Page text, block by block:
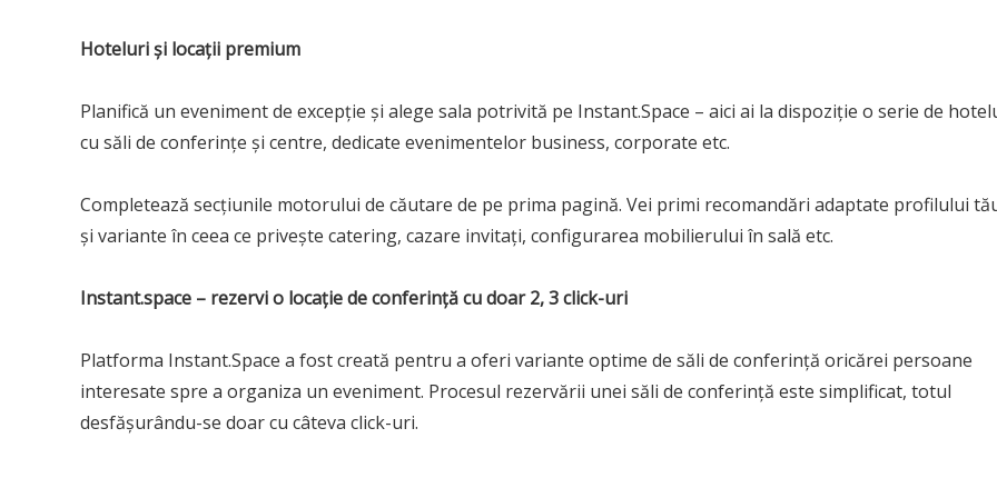
Hoteluri și locații premium
Planifică un eveniment de excepție și alege sala potrivită pe Instant.Space – aici ai la dispoziție o serie de
cu săli de conferințe și centre, dedicate evenimentelor business, corporate etc.
Completează secțiunile motorului de căutare de pe prima pagină. Vei primi recomandări adaptate profilului
și variante în ceea ce privește catering, cazare invitați, configurarea mobilierului în sală etc.
Instant.space – rezervi o locație de conferință cu doar 2, 3 click-uri
Platforma Instant.Space a fost creată pentru a oferi variante optime de săli de conferință oricărei persoane
interesate spre a organiza un eveniment. Procesul rezervării unei săli de conferință este simplificat, totul
desfășurându-se doar cu câteva click-uri.